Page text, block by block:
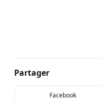
Partager
Facebook